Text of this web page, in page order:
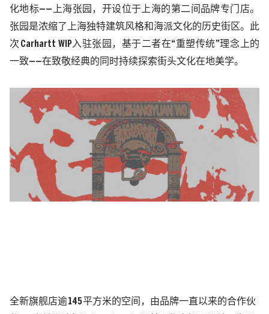
化地标—— 上海张园， 开设位于上海的第二间品牌专门店。
张园 是浓缩了上海独特建筑风格和海派文化的历史街区。
此
次 Carhartt WIP入驻张园， 基于二者在“重塑传统”理念上的
一致——在致敬经典的同时持续探索街头文化在地美学。
全新旗舰店逾145平方米的空间，由品牌一直以来的合作伙